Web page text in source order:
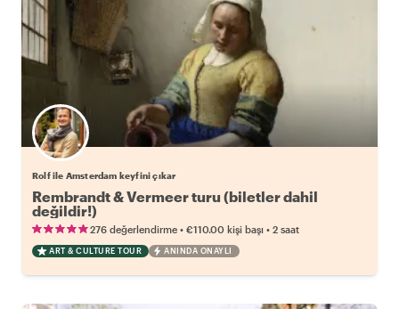
Rolf ile Amsterdam keyfini çıkar
Rembrandt & Vermeer turu (biletler dahil
değildir!)
276 değerlendirme • €110.00 kişi başı • 2 saat
ART & CULTURE TOUR ANINDA ONAYLI